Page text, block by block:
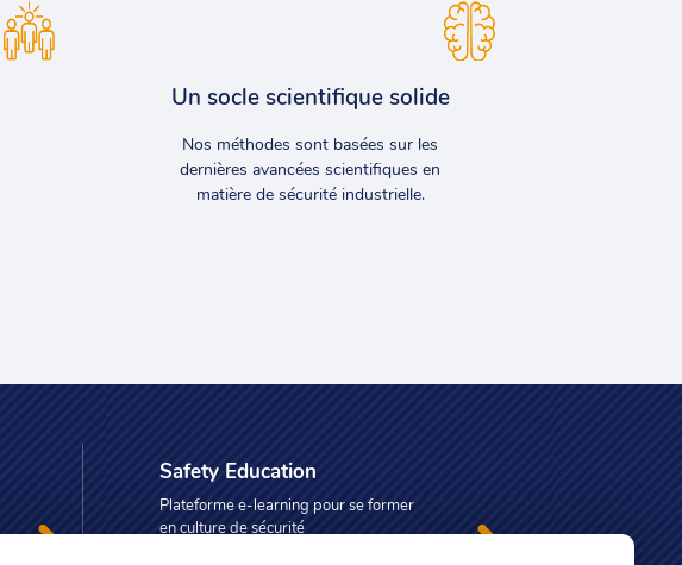
Un socle scientifique solide
Nos méthodes sont basées sur les
dernières avancées scientifiques en
matière de sécurité industrielle.
Safety Education
Plateforme e-learning pour se former
en culture de sécurité